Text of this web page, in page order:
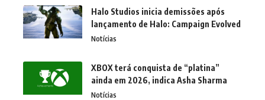
Halo Studios inicia demissões após
lançamento de Halo: Campaign Evolved
Notícias
XBOX terá conquista de “platina”
ainda em 2026, indica Asha Sharma
Notícias